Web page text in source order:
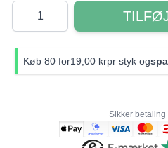
Antal
Køb 80 for19,00 krpr styk og
Sikker betaling